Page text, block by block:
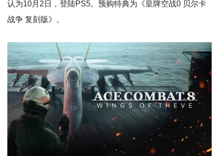
认为10月2日，登陆PS5。预购特典为《皇牌空战0 贝尔卡
战争 复刻版》。